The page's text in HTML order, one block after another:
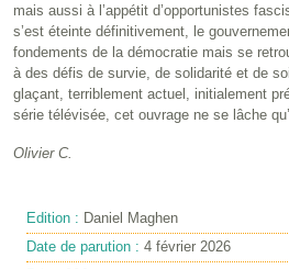
mais aussi à l’appétit d’opportunistes
s’est éteinte définitivement, le
fondements de la démocratie mais se
à des défis de survie, de solidarité et de
glaçant, terriblement actuel, initialement
série télévisée, cet ouvrage ne se lâche
Olivier C.
Edition : Daniel Maghen
Date de parution : 4 février 2026